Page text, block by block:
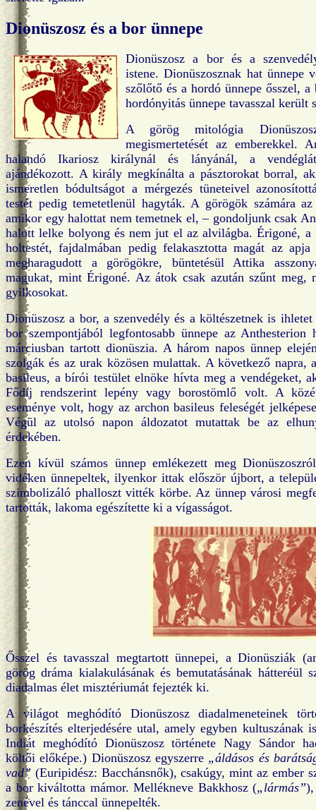
Dionüszosz és a bor ünnepe
Dionüszosz a bor és a
istene. Dionüszosznak hat ünnepe
szőlőtő és a hordó ünnepe ősszel,
hordónyitás ünnepe tavasszal került
A görög mitológia
megismertetését az emberekkel.
halandó Ikariosz királynál és lányánál, a
ajándékozott. A király megkínálta a pásztorokat borral,
ismeretlen bódultságot a mérgezés tüneteivel
testét pedig temetetlenül hagyták. A görögök számára
amikor egy halottat nem temetnek el, – gondoljunk csak
halott lelke bolyong és nem jut el az alvilágba. Érigoné,
holtestét, fajdalmában pedig felakasztotta magát az
megharagudott a görögökre, büntetésül Attika
magukat, mint Érigoné. Az átok csak azután szűnt meg,
gyilkosokat.
Dionüszosz a bor, a szenvedély és a költészetnek is
bor szempontjából legfontosabb ünnepe az Anthesterion
márciusban tartott dionüszia. A három napos ünnep
szolgák és az urak közösen mulattak. A következő napra,
basileus, a bírói testület elnöke hívta meg a vendégeket,
Fődíj rendszerint lepény vagy borostömlő volt. A
eseménye volt, hogy az archon basileus feleségét
Végül az utolsó napon áldozatot mutattak be az
érdekében.
Ezen kívül számos ünnep emlékezett meg
vidéken ünnepeltek, ilyenkor ittak először újbort, a
szimbolizáló phalloszt vitték körbe. Az ünnep városi
tartották, lakoma egészítette ki a vígasságot.
Ősszel és tavasszal megtartott ünnepei, a Dionüsziák
görög dráma kialakulásának és bemutatásának hátteréül
diadalmas élet misztériumát fejezték ki.
A világot meghódító Dionüszosz diadalmeneteinek
borkészítés elterjedésére utal, amely egyben kultuszának
Indiát meghódító Dionüszosz története Nagy Sándor
költői előképe.) Dionüszosz egyszerre „áldásos és
vad” (Euripidész: Bacchánsnők), csakúgy, mint az ember
a bor kiváltotta mámor. Mellékneve Bakkhosz („lármás”),
zenével és tánccal ünnepelték.